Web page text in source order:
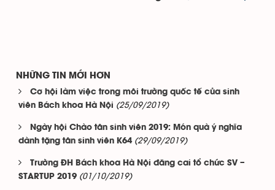
NHỮNG TIN MỚI HƠN
Cơ hội làm việc trong môi trường quốc tế của sinh
viên Bách khoa Hà Nội (25/09/2019)
Ngày hội Chào tân sinh viên 2019: Món quà ý nghĩa
dành tặng tân sinh viên K64 (29/09/2019)
Trường ĐH Bách khoa Hà Nội đăng cai tổ chức SV –
STARTUP 2019 (01/10/2019)